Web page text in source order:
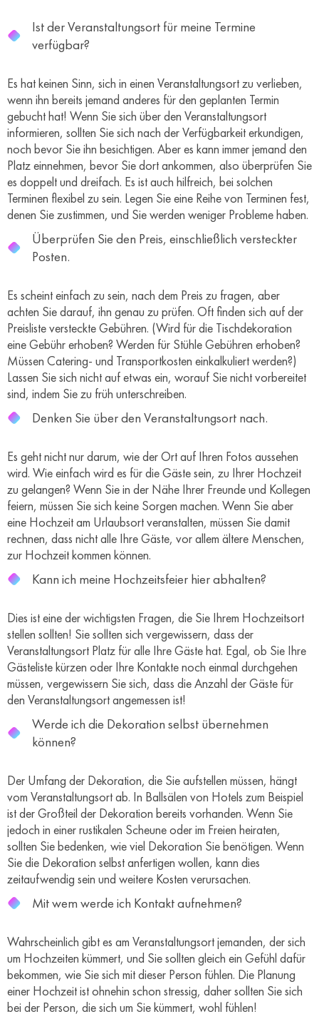
Ist der Veranstaltungsort für meine Termine
verfügbar?
Es hat keinen Sinn, sich in einen Veranstaltungsort zu verlieben,
wenn ihn bereits jemand anderes für den geplanten Termin
gebucht hat! Wenn Sie sich über den Veranstaltungsort
informieren, sollten Sie sich nach der Verfügbarkeit erkundigen,
noch bevor Sie ihn besichtigen. Aber es kann immer jemand den
Platz einnehmen, bevor Sie dort ankommen, also überprüfen Sie
es doppelt und dreifach. Es ist auch hilfreich, bei solchen
Terminen flexibel zu sein. Legen Sie eine Reihe von Terminen fest,
denen Sie zustimmen, und Sie werden weniger Probleme haben.
Überprüfen Sie den Preis, einschließlich versteckter
Posten.
Es scheint einfach zu sein, nach dem Preis zu fragen, aber
achten Sie darauf, ihn genau zu prüfen. Oft finden sich auf der
Preisliste versteckte Gebühren. (Wird für die Tischdekoration
eine Gebühr erhoben? Werden für Stühle Gebühren erhoben?
Müssen Catering- und Transportkosten einkalkuliert werden?)
Lassen Sie sich nicht auf etwas ein, worauf Sie nicht vorbereitet
sind, indem Sie zu früh unterschreiben.
Denken Sie über den Veranstaltungsort nach.
Es geht nicht nur darum, wie der Ort auf Ihren Fotos aussehen
wird. Wie einfach wird es für die Gäste sein, zu Ihrer Hochzeit
zu gelangen? Wenn Sie in der Nähe Ihrer Freunde und Kollegen
feiern, müssen Sie sich keine Sorgen machen. Wenn Sie aber
eine Hochzeit am Urlaubsort veranstalten, müssen Sie damit
rechnen, dass nicht alle Ihre Gäste, vor allem ältere Menschen,
zur Hochzeit kommen können.
Kann ich meine Hochzeitsfeier hier abhalten?
Dies ist eine der wichtigsten Fragen, die Sie Ihrem Hochzeitsort
stellen sollten! Sie sollten sich vergewissern, dass der
Veranstaltungsort Platz für alle Ihre Gäste hat. Egal, ob Sie Ihre
Gästeliste kürzen oder Ihre Kontakte noch einmal durchgehen
müssen, vergewissern Sie sich, dass die Anzahl der Gäste für
den Veranstaltungsort angemessen ist!
Werde ich die Dekoration selbst übernehmen
können?
Der Umfang der Dekoration, die Sie aufstellen müssen, hängt
vom Veranstaltungsort ab. In Ballsälen von Hotels zum Beispiel
ist der Großteil der Dekoration bereits vorhanden. Wenn Sie
jedoch in einer rustikalen Scheune oder im Freien heiraten,
sollten Sie bedenken, wie viel Dekoration Sie benötigen. Wenn
Sie die Dekoration selbst anfertigen wollen, kann dies
zeitaufwendig sein und weitere Kosten verursachen.
Mit wem werde ich Kontakt aufnehmen?
Wahrscheinlich gibt es am Veranstaltungsort jemanden, der sich
um Hochzeiten kümmert, und Sie sollten gleich ein Gefühl dafür
bekommen, wie Sie sich mit dieser Person fühlen. Die Planung
einer Hochzeit ist ohnehin schon stressig, daher sollten Sie sich
bei der Person, die sich um Sie kümmert, wohl fühlen!